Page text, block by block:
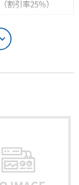
割引率25％）
（割引率 0％）
（割引率 0％）
（割引率20％）
（割引率25％）